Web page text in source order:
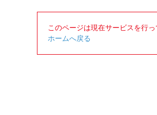
このページは現在サービスを行
ホームへ戻る